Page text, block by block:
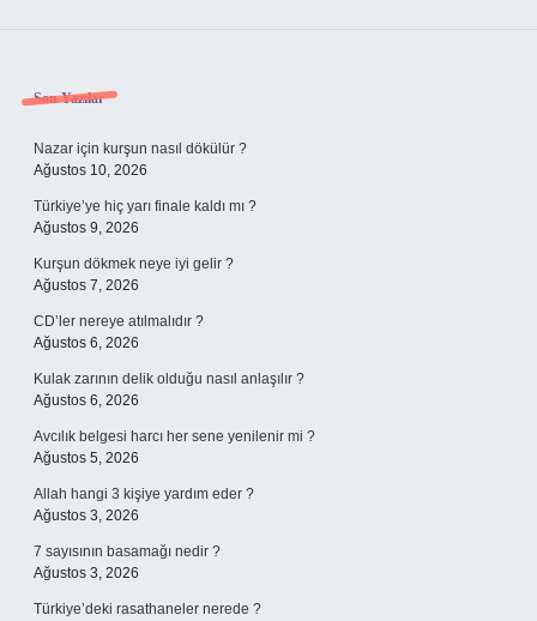
Sidebar
Son Yazılar
Nazar için kurşun nasıl dökülür ?
Ağustos 10, 2026
Türkiye’ye hiç yarı finale kaldı mı ?
Ağustos 9, 2026
Kurşun dökmek neye iyi gelir ?
Ağustos 7, 2026
CD’ler nereye atılmalıdır ?
Ağustos 6, 2026
Kulak zarının delik olduğu nasıl anlaşılır ?
Ağustos 6, 2026
Avcılık belgesi harcı her sene yenilenir mi ?
Ağustos 5, 2026
Allah hangi 3 kişiye yardım eder ?
Ağustos 3, 2026
7 sayısının basamağı nedir ?
Ağustos 3, 2026
Türkiye’deki rasathaneler nerede ?